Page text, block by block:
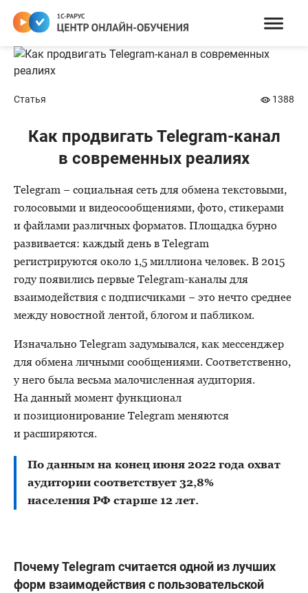
Статья 1388
Как продвигать Telegram-канал
в современных реалиях
Telegram − социальная сеть для обмена текстовыми,
голосовыми и видеосообщениями, фото, стикерами
и файлами различных форматов. Площадка бурно
развивается: каждый день в Telegram
регистрируются около 1,5 миллиона человек. В 2015
году появились первые Telegram-каналы для
взаимодействия с подписчиками − это нечто среднее
между новостной лентой, блогом и пабликом.
Изначально Telegram задумывался, как мессенджер
для обмена личными сообщениями. Соответственно,
у него была весьма малочисленная аудитория.
На данный момент функционал
и позиционирование Telegram меняются
и расширяются.
По данным на конец июня 2022 года охват
аудитории соответствует 32,8%
населения РФ старше 12 лет.
Почему Telegram считается одной из лучших
форм взаимодействия с пользовательской